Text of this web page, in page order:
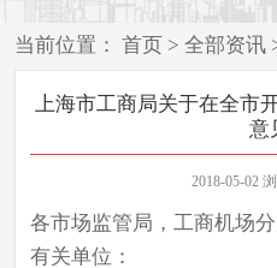
当前位置： 首页 > 全部资讯
于在全市开展商标品牌指导
上海市工商局关于在全市
意
2018-05-02
各市场监管局，工商机场
有关单位：